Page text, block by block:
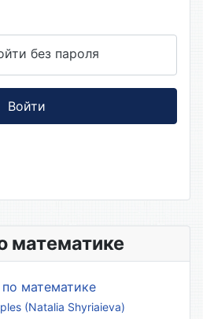
математике
математике
(Natalia Shyriaieva)
без пароля
Войти